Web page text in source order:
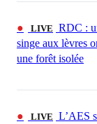
● LIVE
RDC :
singe aux lèvres
une forêt isolée
● LIVE
L’AES